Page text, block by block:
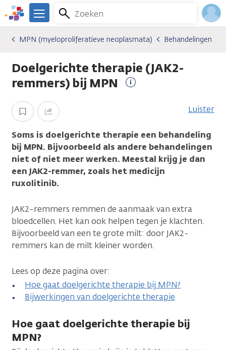
Overslaan
en
gaan
We
er
je.
Kanker.nl
Zoeken
Menu
Kankersoorten
MPN (myeloproliferatieve neoplasmata)
Behandelingen
MPN (myeloproliferatieve neoplasmata) Behandelingen
Doelgerichte therapie (JAK2-
remmers) bij MPN
Opslaan Delen Luister
Soms is doelgerichte therapie een behandeling
bij MPN. Bijvoorbeeld als andere behandelingen
niet of niet meer werken. Meestal krijg je dan
een JAK2-remmer, zoals het medicijn
ruxolitinib.
JAK2-remmers remmen de aanmaak van extra
bloedcellen. Het kan ook helpen tegen je klachten.
Bijvoorbeeld van een te grote milt: door JAK2-
remmers kan de milt kleiner worden.
Lees op deze pagina over:
Hoe gaat doelgerichte therapie bij MPN?
Bijwerkingen van doelgerichte therapie
Hoe gaat doelgerichte therapie bij
MPN?